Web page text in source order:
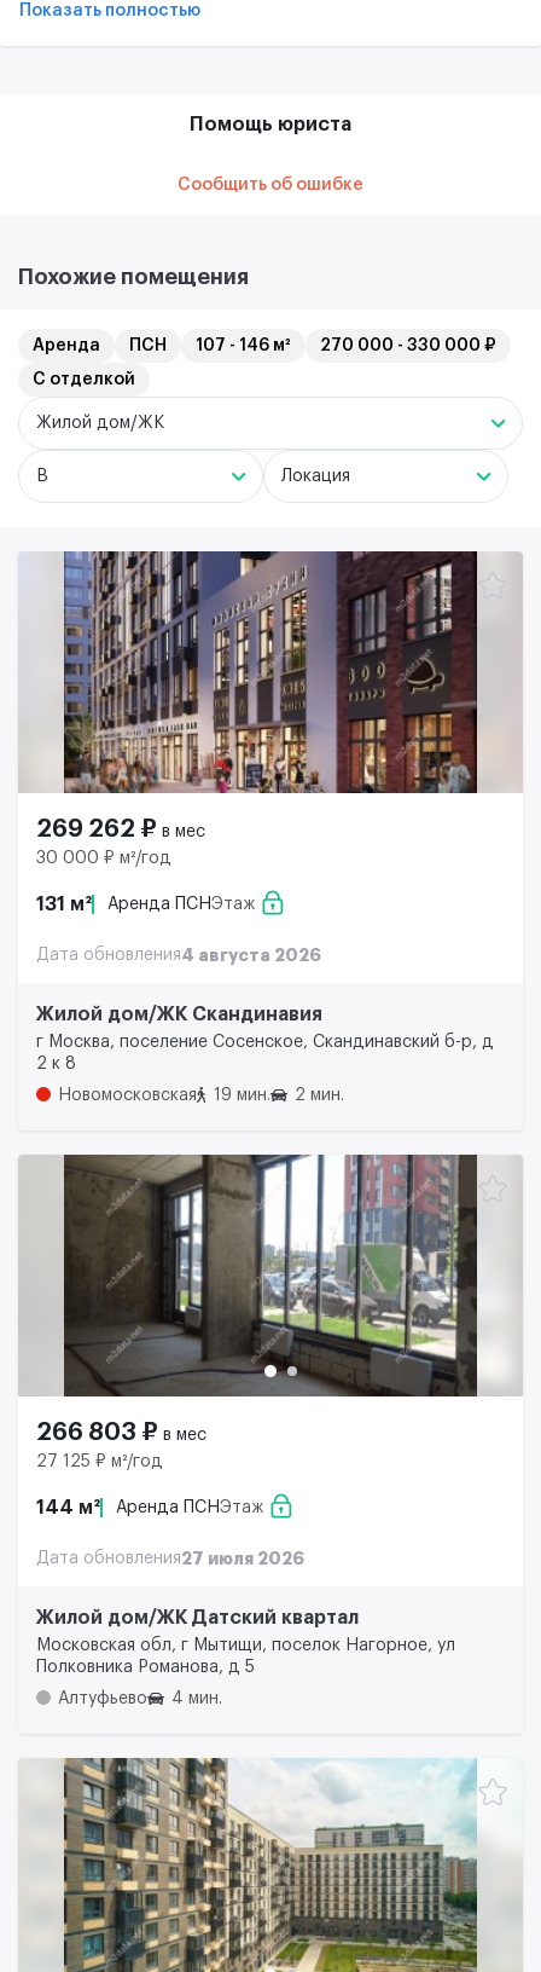
Показать полностью
Помощь юриста
Сообщить об ошибке
Похожие помещения
Аренда ПСН 107 - 146 м²
270 000 - 330 000 ₽
С отделкой
Жилой дом/ЖК
B Локация
269 262 ₽ в мес
30 000 ₽ м²/год
131 м² Аренда ПСНЭтаж
Дата обновления4 августа 2026
Жилой дом/ЖК Скандинавия
г Москва, поселение Сосенское, Скандинавский б-р, д
2 к 8
Новомосковская
19 мин. 2 мин.
266 803 ₽ в мес
27 125 ₽ м²/год
144 м² Аренда ПСНЭтаж
Дата обновления27 июля 2026
Жилой дом/ЖК Датский квартал
Московская обл, г Мытищи, поселок Нагорное, ул
Полковника Романова, д 5
Алтуфьево
4 мин.